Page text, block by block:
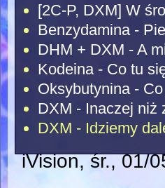
[2C-P, DXM] W
Benzydamina -
DHM + DXM - A
Kodeina - Co tu
Oksybutynina -
DXM - Inaczej niż
DXM - Idziemy
iVision, śr., 01/